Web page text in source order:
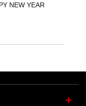
NEW YEAR